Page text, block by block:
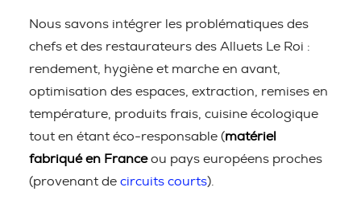
Nous savons intégrer les problématiques des
chefs et des restaurateurs des Alluets Le Roi :
rendement, hygiène et marche en avant,
optimisation des espaces, extraction, remises en
température, produits frais, cuisine écologique
tout en étant éco-responsable (matériel
fabriqué en Franceou pays européens proches
(provenant de circuits courts).